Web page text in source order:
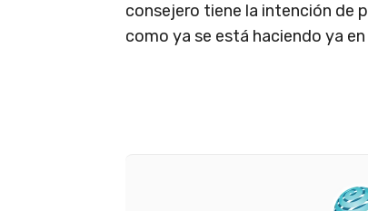
consejero tiene la intención de
como ya se está haciendo ya